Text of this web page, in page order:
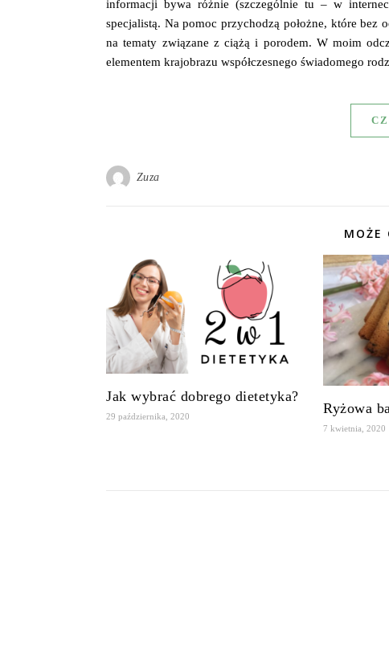
informacji bywa różnie (szczególnie tu – w
specjalistą. Na pomoc przychodzą położne, które bez
na tematy związane z ciążą i porodem. W moim
elementem krajobrazu współczesnego świadomego
Zuza
MOŻE
Jak wybrać dobrego dietetyka?
29 października, 2020
Ryżowa
7 kwietnia, 2020